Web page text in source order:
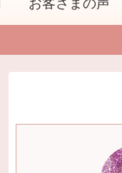
お客さまの声